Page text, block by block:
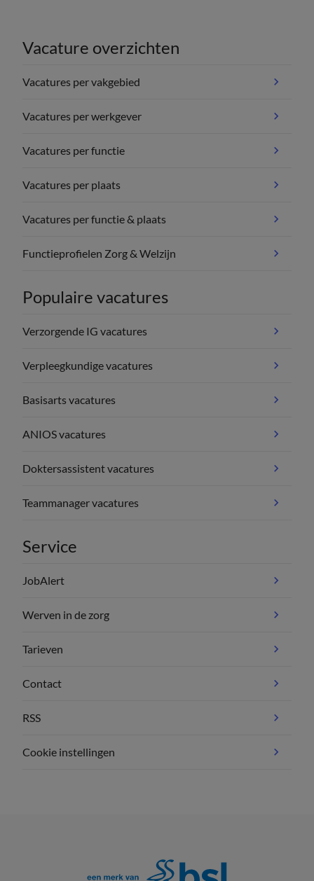
Vacature overzichten
Vacatures per vakgebied
Vacatures per werkgever
Vacatures per functie
Vacatures per plaats
Vacatures per functie & plaats
Functieprofielen Zorg & Welzijn
Populaire vacatures
Verzorgende IG vacatures
Verpleegkundige vacatures
Basisarts vacatures
ANIOS vacatures
Doktersassistent vacatures
Teammanager vacatures
Service
JobAlert
Werven in de zorg
Tarieven
Contact
RSS
Cookie instellingen